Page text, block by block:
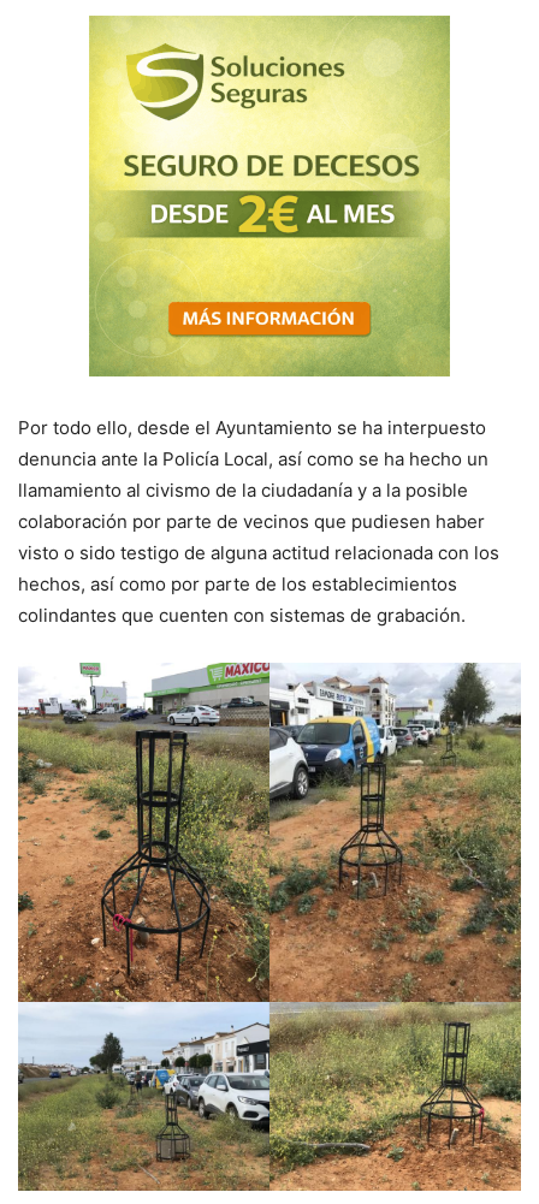
Por todo ello, desde el Ayuntamiento se ha interpuesto
denuncia ante la Policía Local, así como se ha hecho un
llamamiento al civismo de la ciudadanía y a la posible
colaboración por parte de vecinos que pudiesen haber
visto o sido testigo de alguna actitud relacionada con los
hechos, así como por parte de los establecimientos
colindantes que cuenten con sistemas de grabación.